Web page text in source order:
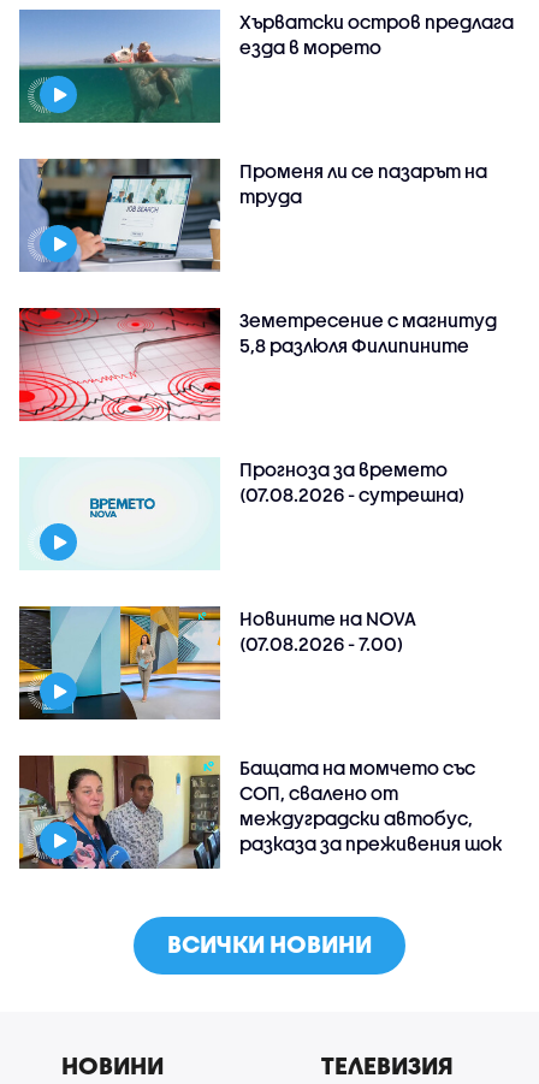
Хърватски остров предлага
езда в морето
Променя ли се пазарът на
труда
Земетресение с магнитуд
5,8 разлюля Филипините
Прогноза за времето
(07.08.2026 - сутрешна)
Новините на NOVA
(07.08.2026 - 7.00)
Бащата на момчето със
СОП, свалено от
междуградски автобус,
разказа за преживения шок
ВСИЧКИ НОВИНИ
НОВИНИ ТЕЛЕВИЗИЯ